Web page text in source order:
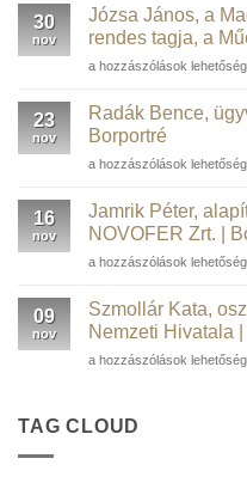
informatikai
szakember,
műgyűjtő,
WSTGroup |
Borportré
30
nov
Józsa János, a
rendes tagja, a
Józsa
a
Magyar
Tudományos
Akadémia
tagja,
a
volt
|
Borportré
bejegyzéshez
a hozzászólások
23
nov
Radák Bence,
Borportré
Radák
ügyvezető
és
Salarify
Borportré
bejegyzéshez
a hozzászólások
16
nov
Jamrik Péter,
NOVOFER Zrt. |
Jamrik
alapító,
Gábor
díj,
Zrt.
a hozzászólások
09
nov
Szmollár Kata,
Nemzeti Hivatala
Szmollár
Szellemi
a hozzászólások
TAG CLOUD